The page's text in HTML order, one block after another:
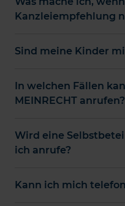
Kanzleiempfehlung
Sind meine Kinder
In welchen Fällen
MEINRECHT anrufen?
Wird eine
ich anrufe?
Kann ich mich